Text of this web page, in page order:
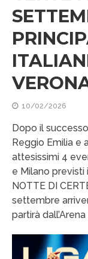
10/02/2026
Dopo il
Reggio Emilia e
attesissimi 4
e Milano previsti
NOTTE DI
settembre
partirà